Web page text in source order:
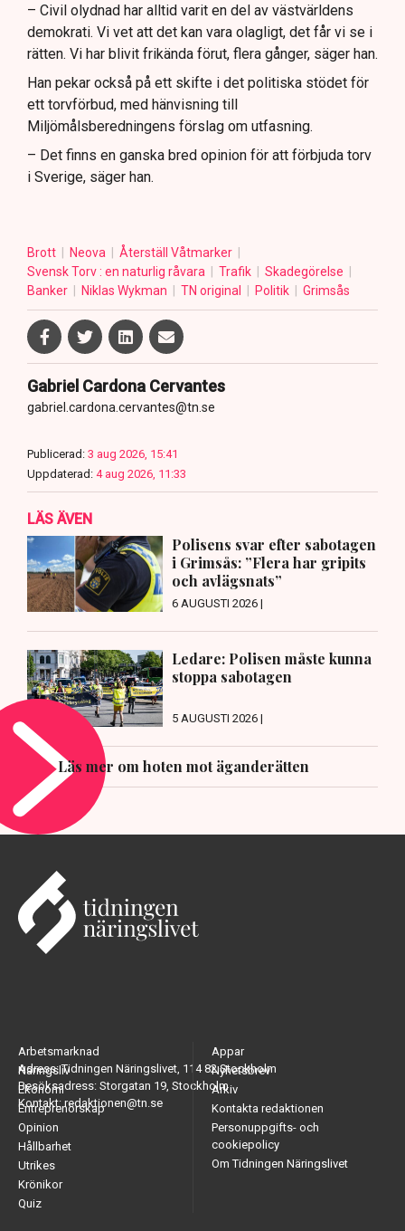
– Civil olydnad har alltid varit en del av västvärldens
demokrati. Vi vet att det kan vara olagligt, det får vi se i
rätten. Vi har blivit frikända förut, flera gånger, säger han.
Han pekar också på ett skifte i det politiska stödet för
ett torvförbud, med hänvisning till
Miljömålsberedningens förslag om utfasning.
– Det finns en ganska bred opinion för att förbjuda torv
i Sverige, säger han.
Brott Neova
Återställ Våtmarker
Svensk Torv : en naturlig råvara
Trafik
Skadegörelse
Banker
Niklas Wykman TN original Politik Grimsås
Gabriel Cardona Cervantes
gabriel.cardona.cervantes@tn.se
Publicerad: 3 aug 2026, 15:41
Uppdaterad: 4 aug 2026, 11:33
LÄS ÄVEN
Polisens svar efter sabotagen
i Grimsås: ”Flera har gripits
och avlägsnats”
6 AUGUSTI 2026 |
Ledare: Polisen måste kunna
stoppa sabotagen
5 AUGUSTI 2026 |
Läs mer om hoten mot äganderätten
Adress: Tidningen Näringslivet, 114 82 Stockholm
Besöksadress: Storgatan 19, Stockholm
Kontakt: redaktionen@tn.se
Arbetsmarknad
Näringsliv
Ekonomi
Entreprenörskap
Opinion
Hållbarhet
Utrikes
Krönikor
Quiz
Appar
Nyhetsbrev
Arkiv
Kontakta redaktionen
Personuppgifts- och
cookiepolicy
Om Tidningen Näringslivet